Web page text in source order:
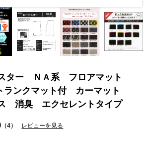
ター ＮＡ系 フロアマット
ランクマット付 カーマット
消臭 エクセレントタイプ
（4） レビューを見る